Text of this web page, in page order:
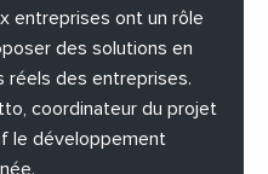
entreprises ont un rôle
des solutions en
réels des entreprises.
coordinateur du projet
le développement